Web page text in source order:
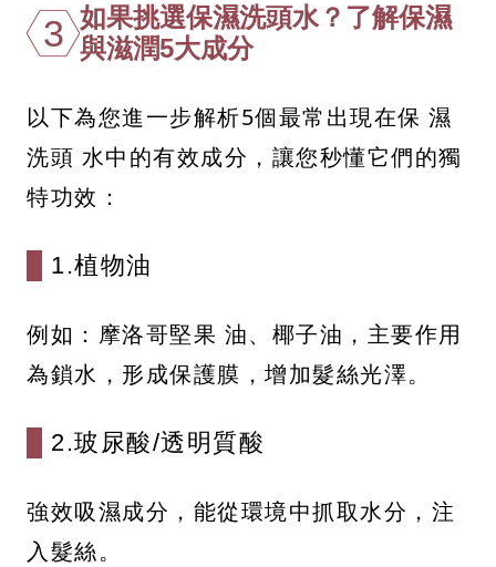
3 如果挑選保濕洗頭水？了解保濕
與滋潤5大成分
以下為您進一步解析5個最常出現在保 濕
洗頭 水中的有效成分，讓您秒懂它們的獨
特功效：
1.植物油
例如：摩洛哥堅果 油、椰子油，主要作用
為鎖水，形成保護膜，增加髮絲光澤。
2.玻尿酸/透明質酸
強效吸濕成分，能從環境中抓取水分，注
入髮絲。